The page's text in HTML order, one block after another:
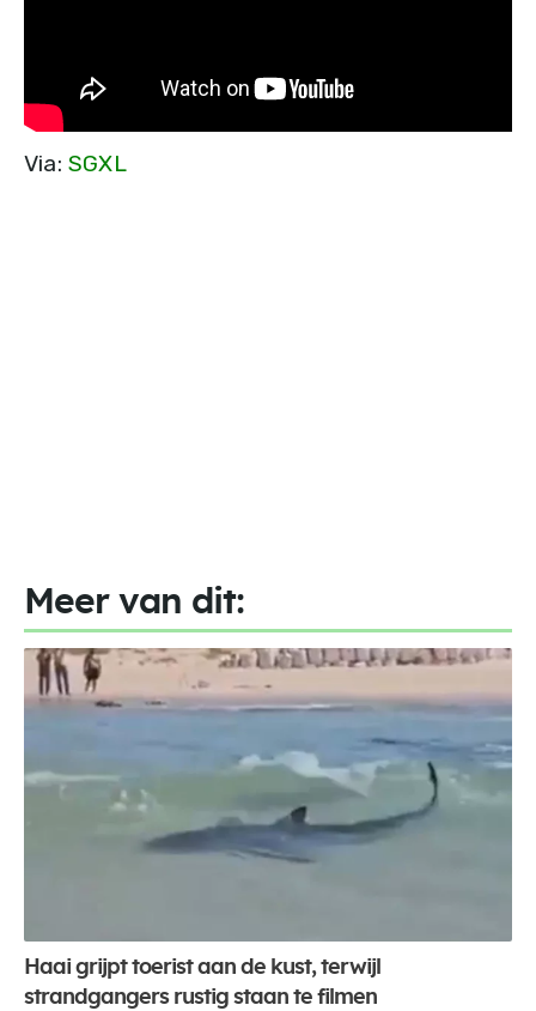
Via: SGXL
Meer van dit:
Haai grijpt toerist aan de kust, terwijl
strandgangers rustig staan te filmen